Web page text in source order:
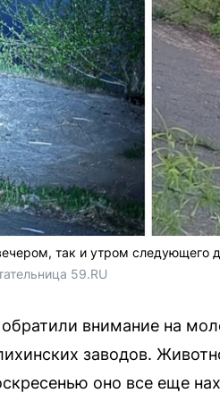
так и утром следующего
59.RU
внимание на
заводов.
оно все еще